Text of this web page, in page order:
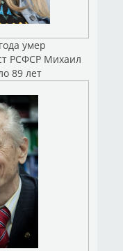
умер
РСФСР Михаил
89 лет